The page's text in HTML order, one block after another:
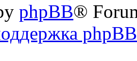
phpBB®
phpBB